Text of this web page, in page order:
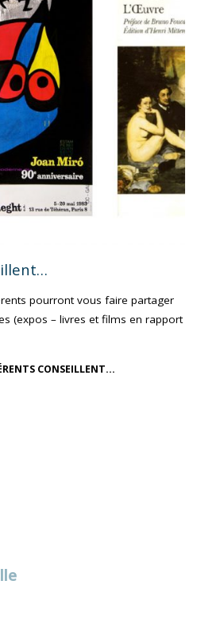
pourront vous faire partager
(expos – livres et films en rapport
CONSEILLENT...